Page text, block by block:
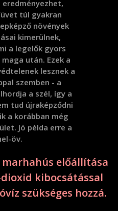
túl gyakran
növények
kimerülnek,
a legelők gyors
után. Ezek a
lesznek a
szemben - a
a szél, így a
tud újraképződni
a korábban még
Jó példa erre a
öv.
előállítása
kibocsátással
szükséges hozzá.